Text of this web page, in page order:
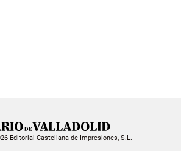
Editorial Castellana de Impresiones, S.L.